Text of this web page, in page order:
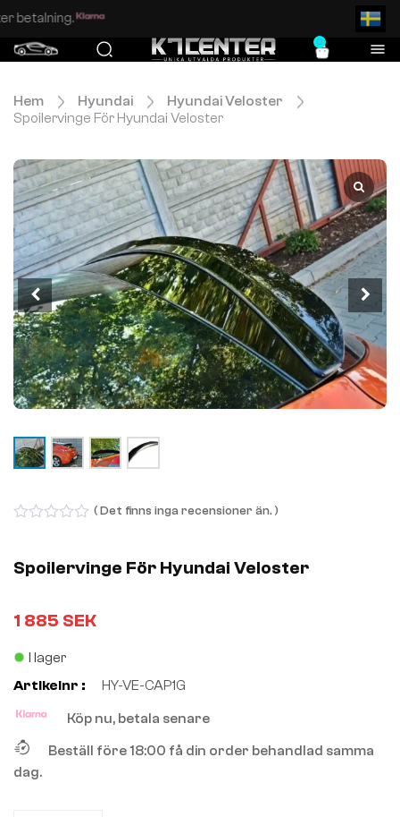
Enkel och säker betalning.
0
Hem Hyundai
Hyundai Veloster
Spoilervinge För Hyundai Veloster
of
5
( Det finns inga recensioner än. )
Spoilervinge För Hyundai Veloster
1 885 SEK
I lager
Artikelnr :
HY-VE-CAP1G
Köp nu, betala senare
Beställ före 18:00 få din order behandlad samma
dag.